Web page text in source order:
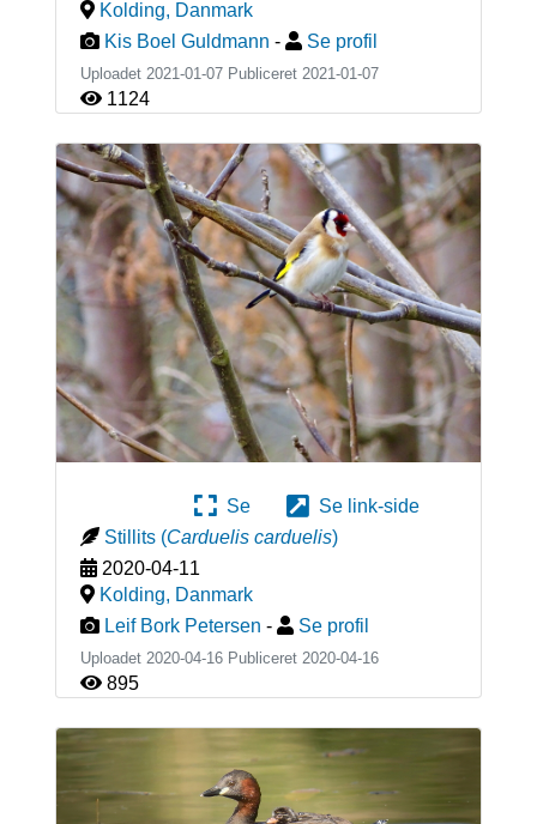
Kolding, Danmark
Kis Boel Guldmann - Se profil
Uploadet 2021-01-07 Publiceret 2021-01-07
1124
Se
Se link-side
Stillits (Carduelis carduelis)
2020-04-11
Kolding, Danmark
Leif Bork Petersen - Se profil
Uploadet 2020-04-16 Publiceret 2020-04-16
895